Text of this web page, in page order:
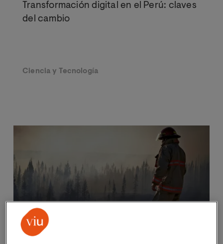
Transformación digital en el Perú: claves
del cambio
Ciencia y Tecnología